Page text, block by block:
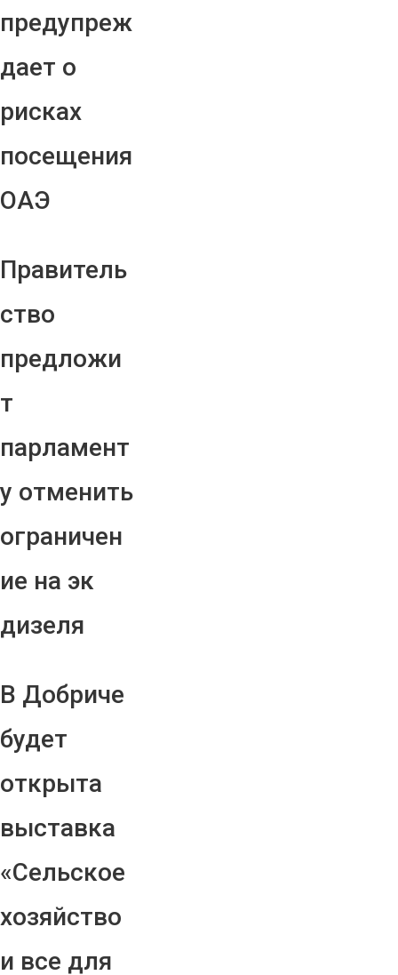
предупреж
дает о
рисках
посещения
ОАЭ
Правитель
ство
предложи
т
парламент
у отменить
ограничен
ие на эк
дизеля
В Добриче
будет
открыта
выставка
«Сельское
хозяйство
и все для